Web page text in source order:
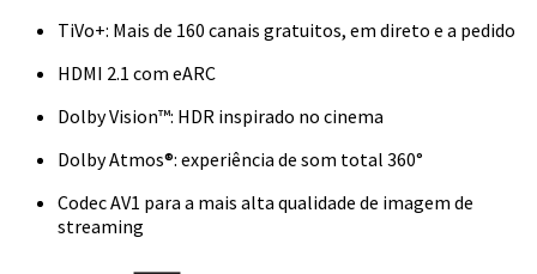
TiVo+: Mais de 160 canais gratuitos, em direto e a pedido
HDMI 2.1 com eARC
Dolby Vision™: HDR inspirado no cinema
Dolby Atmos®: experiência de som total 360°
Codec AV1 para a mais alta qualidade de imagem de
streaming